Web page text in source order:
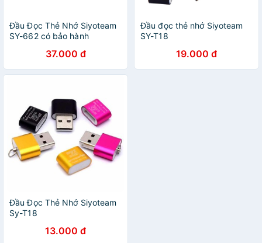
Đầu Đọc Thẻ Nhớ Siyoteam
SY-662 có bảo hành
37.000 đ
Đầu đọc thẻ nhớ Siyoteam
SY-T18
19.000 đ
Đầu Đọc Thẻ Nhớ Siyoteam
Sy-T18
13.000 đ